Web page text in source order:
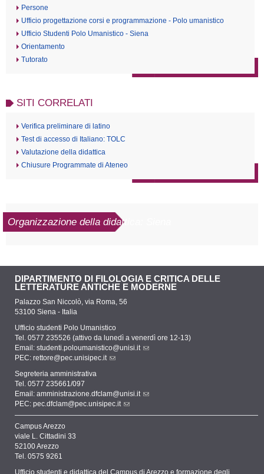
Persone
Ufficio progettazione corsi e programmazione - Polo umanistico
Ufficio Studenti Polo Umanistico - Siena
Orientamento
Tutorato
SITI CORRELATI
Verifica preliminare di latino
Test di accesso di Italiano: TOLC
Valutazione della didattica
Chiusure Programmate di Ateneo
Organizzazione della didattica: Siena
DIPARTIMENTO DI FILOLOGIA E CRITICA DELLE
LETTERATURE ANTICHE E MODERNE
Palazzo San Niccolò, via Roma, 56
53100 Siena - Italia
Ufficio studenti Polo Umanistico
Tel. 0577 235526 (attivo da lunedì a venerdì ore 12-13)
Email: studenti.poloumanistico@unisi.it
PEC: rettore@pec.unisipec.it
Segreteria amministrativa
Tel. 0577 235661/097
Email: amministrazione.dfclam@unisi.it
PEC: pec.dfclam@pec.unisipec.it
Campus Arezzo
viale L. Cittadini 33
52100 Arezzo
Tel. 0575 9261
Ufficio studenti e didattica del Campus di Arezzo e formazione degli